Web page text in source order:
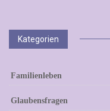
Kategorien
Familienleben
Glaubensfragen